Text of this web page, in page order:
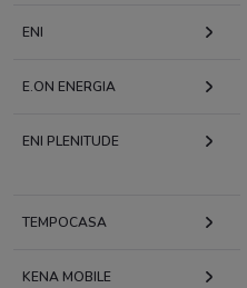
ENI
E.ON ENERGIA
ENI PLENITUDE
TEMPOCASA
KENA MOBILE